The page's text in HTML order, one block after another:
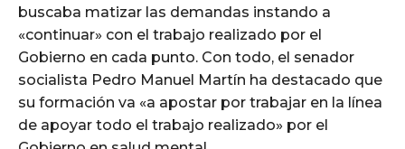
buscaba matizar las demandas instando a
«continuar» con el trabajo realizado por el
Gobierno en cada punto. Con todo, el senador
socialista Pedro Manuel Martín ha destacado que
su formación va «a apostar por trabajar en la línea
de apoyar todo el trabajo realizado» por el